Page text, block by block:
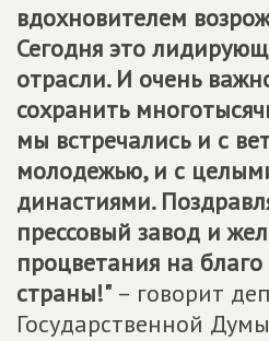
вдохновителем
Сегодня это
отрасли. И очень
сохранить
мы встречались и с
молодежью, и с
династиями.
прессовый завод и
процветания на
страны!" – говорит
Государственной